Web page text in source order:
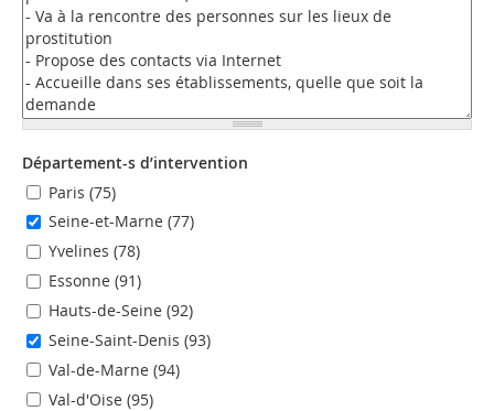
Département-s d’intervention
Paris (75)
Seine-et-Marne (77)
Yvelines (78)
Essonne (91)
Hauts-de-Seine (92)
Seine-Saint-Denis (93)
Val-de-Marne (94)
Val-d'Oise (95)